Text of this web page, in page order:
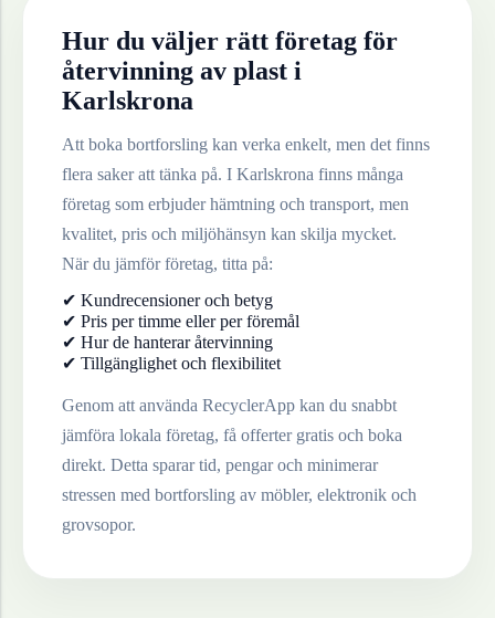
Hur du väljer rätt företag för
återvinning av plast i
Karlskrona
Att boka bortforsling kan verka enkelt, men det finns
flera saker att tänka på. I Karlskrona finns många
företag som erbjuder hämtning och transport, men
kvalitet, pris och miljöhänsyn kan skilja mycket.
När du jämför företag, titta på:
✔ Kundrecensioner och betyg
✔ Pris per timme eller per föremål
✔ Hur de hanterar återvinning
✔ Tillgänglighet och flexibilitet
Genom att använda RecyclerApp kan du snabbt
jämföra lokala företag, få offerter gratis och boka
direkt. Detta sparar tid, pengar och minimerar
stressen med bortforsling av möbler, elektronik och
grovsopor.